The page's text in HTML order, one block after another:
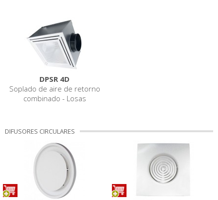
DPSR 4D
Soplado de aire de retorno
combinado - Losas
DIFUSORES CIRCULARES